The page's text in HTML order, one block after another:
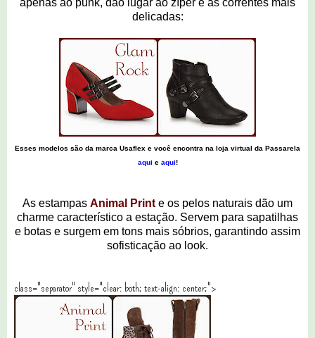
delicadas:
Esses modelos são da marca Usaflex e você encontra na loja virtual da Passarela
aqui e aqui!
As estampas Animal Print e os pelos naturais dão um
charme característico a estação. Servem para sapatilhas
e botas e surgem em tons mais sóbrios, garantindo assim
sofisticação ao look.
class="separator" style="clear: both; text-align: center;">